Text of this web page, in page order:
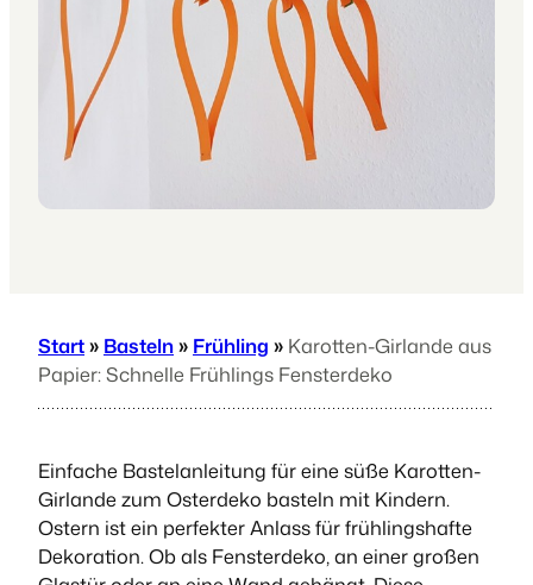
Start» Basteln» Frühling » Karotten-Girlande aus
Papier: Schnelle Frühlings Fensterdeko
Einfache Bastelanleitung für eine süße Karotten-
Girlande zum Osterdeko basteln mit Kindern.
Ostern ist ein perfekter Anlass für frühlingshafte
Dekoration. Ob als Fensterdeko, an einer großen